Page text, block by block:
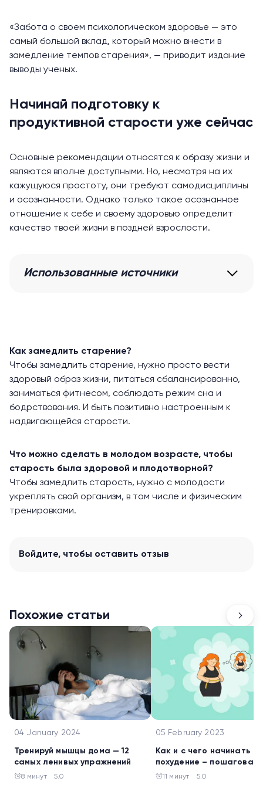
«Забота о своем психологическом здоровье — это
самый большой вклад, который можно внести в
замедление темпов старения», — приводит издание
выводы ученых.
Начинай подготовку к
продуктивной старости уже сейчас
Основные рекомендации относятся к образу жизни и
являются вполне доступными. Но, несмотря на их
кажущуюся простоту, они требуют самодисциплины
и осознанности. Однако только такое осознанное
отношение к себе и своему здоровью определит
качество твоей жизни в поздней взрослости.
Использованные источники
Как замедлить старение?
Чтобы замедлить старение, нужно просто вести
здоровый образ жизни, питаться сбалансированно,
заниматься фитнесом, соблюдать режим сна и
бодрствования. И быть позитивно настроенным к
надвигающейся старости.
Что можно сделать в молодом возрасте, чтобы
старость была здоровой и плодотворной?
Чтобы замедлить старость, нужно с молодости
укреплять свой организм, в том числе и физическим
тренировками.
Войдите, чтобы оставить отзыв
Похожие статьи
04 January 2024
Тренируй мышцы дома — 12
самых ленивых упражнений
8 минут 5.0
05 February 2023
Как и с чего начинать
похудение – пошаговая
инструкция
11 минут 5.0